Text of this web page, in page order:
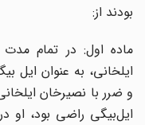
بودند از:
ماده اول: در تمام مدت
ایلخانی، به عنوان ایل
و ضرر با نصیرخان
ایلبیگی راضی بود، او